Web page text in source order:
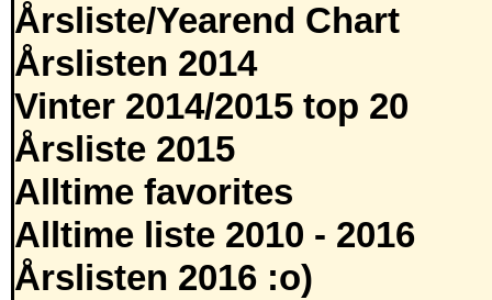
Årsliste/Yearend Chart
Årslisten 2014
Vinter 2014/2015 top 20
Årsliste 2015
Alltime favorites
Alltime liste 2010 - 2016
Årslisten 2016 :o)